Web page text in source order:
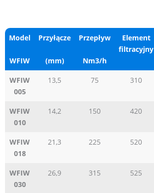
Model Przyłącze Przepływ
Element
filtracyjny
WFIW (mm) Nm3/h
WFIW
005
13,5 75 310
WFIW
010
14,2 150 420
WFIW
018
21,3 225 520
WFIW
030
26,9 315 525